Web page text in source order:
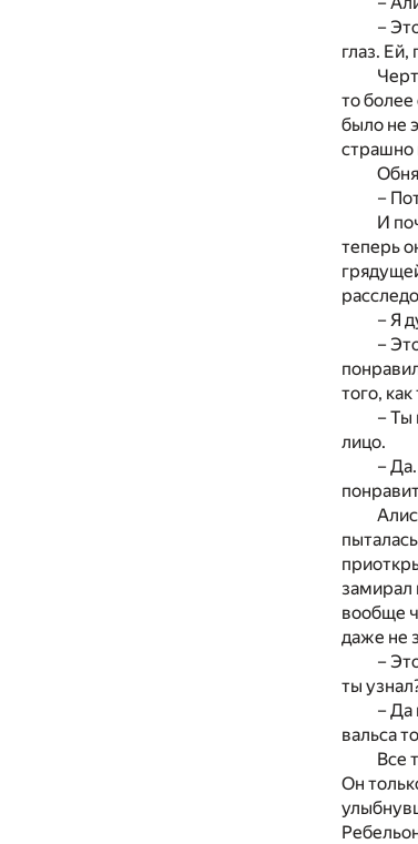
–
глаз.
то
было не
страшно
–
И
теперь
– Я
–
того,
– Ты
лицо.
–
замирал
вообще
даже не
–
ты
– Да
вальса
Все
Он